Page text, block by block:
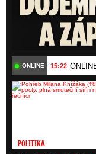
ONLINE 15:22
POLITIKA